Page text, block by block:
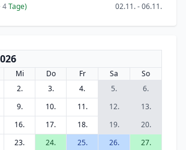
4Tage) 02.11. - 06.11.
Mi Do Fr Sa
So
2. 3. 4. 5.
6.
9. 10. 11. 12.
13.
16. 17. 18. 19.
20.
23. 24. 25. 26.
27.